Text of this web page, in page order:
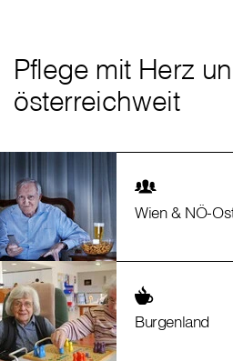
Pflege mit Herz
österreichweit
Wien & NÖ-
Burgenland